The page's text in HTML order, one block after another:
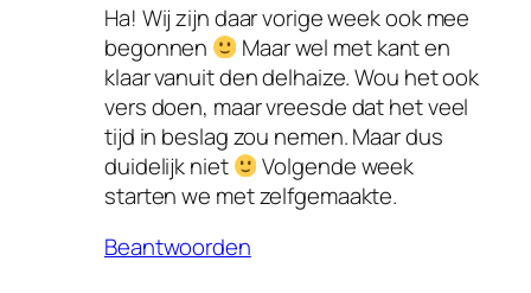
Ha! Wij zijn daar vorige week ook mee
begonnen
Maar wel met kant en
klaar vanuit den delhaize. Wou het ook
vers doen, maar vreesde dat het veel
tijd in beslag zou nemen. Maar dus
duidelijk niet
Volgende week
starten we met zelfgemaakte.
Beantwoorden